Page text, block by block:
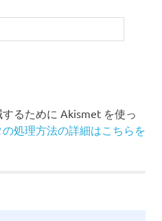
るために Akismet を使っ
処理方法の詳細はこちらを